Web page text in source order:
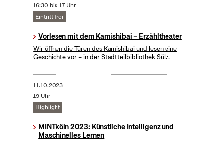
16:30 bis 17 Uhr
Eintritt frei
Vorlesen mit dem Kamishibai – Erzähltheater
Wir öffnen die Türen des Kamishibai und lesen eine
Geschichte vor – in der Stadtteilbibliothek Sülz.
11.10.2023
19 Uhr
Highlight
MINTköln 2023: Künstliche Intelligenz und
Maschinelles Lernen